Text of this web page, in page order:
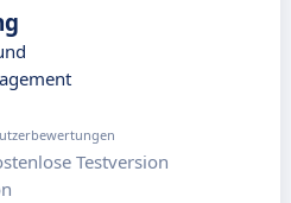
Testversion